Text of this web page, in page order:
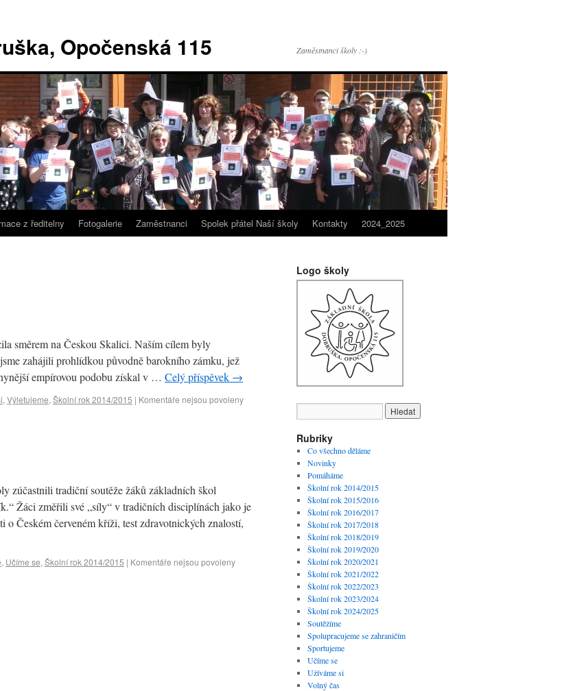
Opočenská 115 Zaměstnanci školy :-)
z ředitelny Fotogalerie Zaměstnanci Spolek přátel Naší školy Kontakty 2024_2025
směrem na Českou Skalici. Naším cílem byly
zahájili prohlídkou původně barokního zámku, jež
empírovou podobu získal v … Celý příspěvek →
, Výletujeme, Školní rok 2014/2015 | Komentáře nejsou povoleny
zúčastnili tradiční soutěže žáků základních škol
Žáci změřili své „síly“ v tradičních disciplínách jako je
o Českém červeném kříži, test zdravotnických znalostí,
, Učíme se, Školní rok 2014/2015 | Komentáře nejsou povoleny
Logo školy
Rubriky
Co všechno děláme
Novinky
Pomáháme
Školní rok 2014/2015
Školní rok 2015/2016
Školní rok 2016/2017
Školní rok 2017/2018
Školní rok 2018/2019
Školní rok 2019/2020
Školní rok 2020/2021
Školní rok 2021/2022
Školní rok 2022/2023
Školní rok 2023/2024
Školní rok 2024/2025
Soutěžíme
Spolupracujeme se zahraničím
Sportujeme
Učíme se
Užíváme si
Volný čas